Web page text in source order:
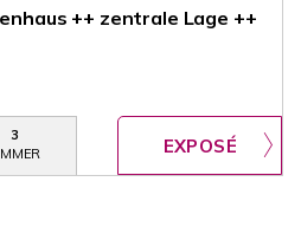
++ zentrale Lage ++
3